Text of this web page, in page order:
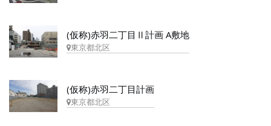
(仮称)赤羽二丁目Ⅱ計画 A敷地
東京都北区
(仮称)赤羽二丁目計画
東京都北区